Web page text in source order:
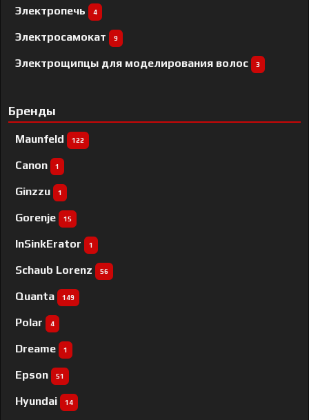
Электропечь 4
Электросамокат 9
Электрощипцы для моделирования волос 3
Бренды
Maunfeld 122
Canon 1
Ginzzu 1
Gorenje 15
InSinkErator 1
Schaub Lorenz 56
Quanta 149
Polar 4
Dreame 1
Epson 51
Hyundai 14